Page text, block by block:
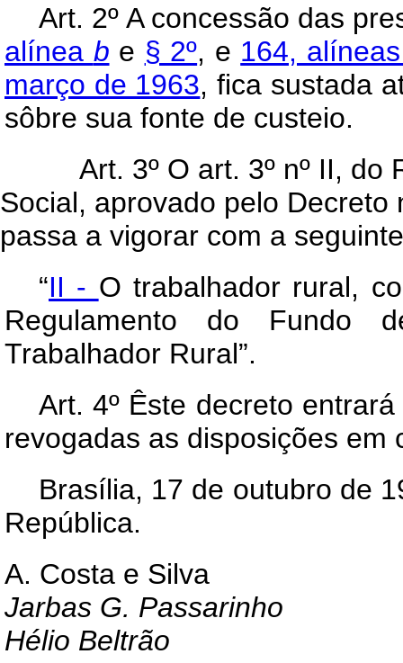
Art. 2º A concessão das
alínea b e § 2º, e 164,
março de 1963, fica sustada
sôbre sua fonte de custeio.
Art. 3º O art. 3º nº II,
Social, aprovado pelo Decreto
passa a vigorar com a
“II - O trabalhador rural,
Regulamento do Fundo
Trabalhador Rural”.
Art. 4º Êste decreto
revogadas as disposições em
Brasília, 17 de outubro de
República.
A. Costa e Silva
Jarbas G. Passarinho
Hélio Beltrão